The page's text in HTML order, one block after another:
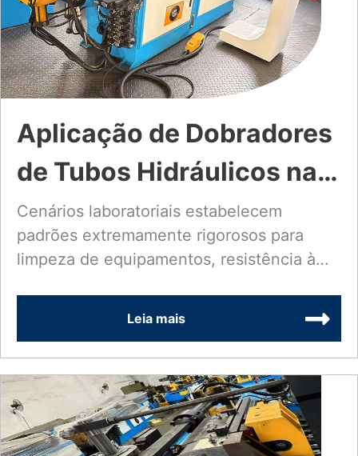
Aplicação de Dobradores
de Tubos Hidráulicos na
Indústria de
Equipamentos de
Laboratório
Cenários laboratoriais estabelecem
padrões extremamente rigorosos para
limpeza de equipamentos, resistência à
Leia mais